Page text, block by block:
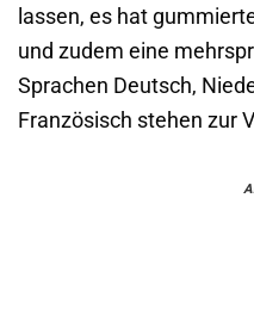
lassen, es hat
und zudem eine
Sprachen Deutsch,
Französisch stehen zur